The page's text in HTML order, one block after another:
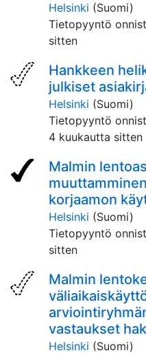
Helsinki (Suomi)
Tietopyyntö
sitten
Hankkeen
julkiset
Helsinki (Suomi)
Tietopyyntö
4 kuukautta sitten
Malmin
korjaamon
Helsinki (Suomi)
Tietopyyntö
sitten
Malmin
vastaukset
Helsinki (Suomi)